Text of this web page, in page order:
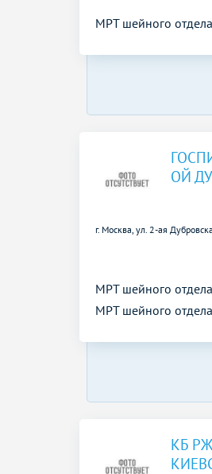
МРТ шейного
ОЙ
г. Москва, ул. 2-ая
МРТ шейного
МРТ шейного
КБ